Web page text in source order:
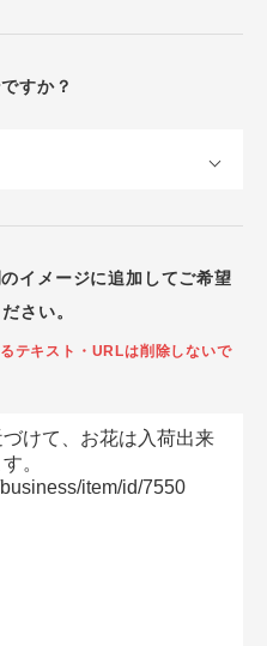
すか？
イメージに追加してご希望
さい。
テキスト・URLは削除しないで